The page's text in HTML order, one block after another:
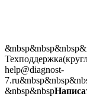
help@diagnost-
7.ru
&nbsp&nbsp